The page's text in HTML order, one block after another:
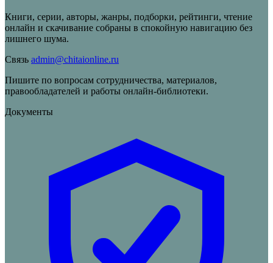
Книги, серии, авторы, жанры, подборки, рейтинги, чтение
онлайн и скачивание собраны в спокойную навигацию без
лишнего шума.
Связь admin@chitaionline.ru
Пишите по вопросам сотрудничества, материалов,
правообладателей и работы онлайн-библиотеки.
Документы